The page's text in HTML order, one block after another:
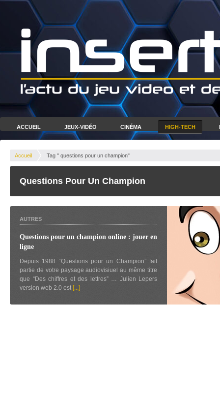
ACCUEIL JEUX-VIDÉO CINÉMA HIGH-TECH
Accueil Tag " questions pour un champion"
Questions Pour Un Champion
AUTRES
Questions pour un champion online : jouer en
ligne
Depuis 1988 “Questions pour un Champion” fait
partie de votre paysage audiovisiuel au même titre
que “Des chiffres et des lettres” … Julien Lepers
version web 2.0 est [...]